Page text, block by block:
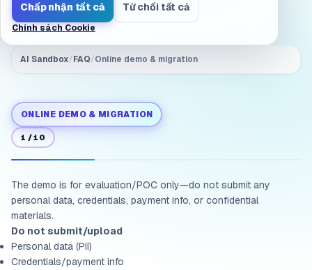
AI Sandbox/FAQ/Online demo & migration
ONLINE DEMO & MIGRATION
1 /10
The demo is for evaluation/POC only—do not submit any
personal data, credentials, payment info, or confidential
materials.
Do not submit/upload
Personal data (PII)
Credentials/payment info
Chấp nhận tất cả Từ chối tất cả
Chính sách Cookie